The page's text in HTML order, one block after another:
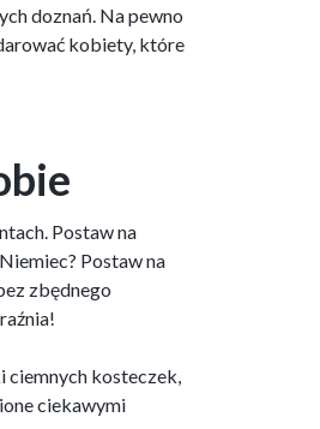
doznań. Na pewno
kobiety, które
Postaw na
Postaw na
zbędnego
ciemnych kosteczek,
ciekawymi